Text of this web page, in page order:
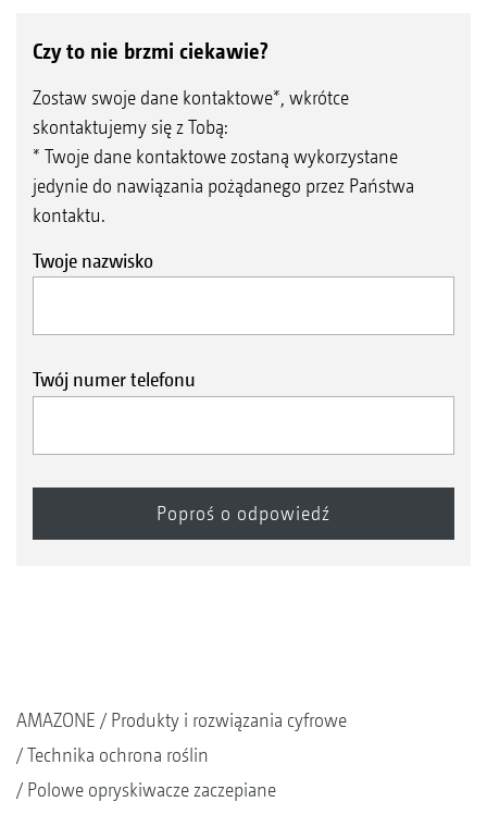
Indywidualne przełączanie rozpylaczy w aplikacji
pasowej umożliwia doskonałe dozowanie środka na
klinach pola i wyjazdach
Widok aplikacji punktowej w AmaTron 4
W pierwszym kroku analizowane jest
punktowa. W zależności od dostawcy, istnieją
różne procedury rejestrowania obszaru w tym
pierwszym kroku, na przykład poprzez przelot
Czy to nie brzmi ciekawie?
Zostaw swoje dane kontaktowe*, wkrótce
skontaktujemy się z Tobą:
* Twoje dane kontaktowe zostaną wykorzystane
jedynie do nawiązania pożądanego przez Państwa
kontaktu.
Twoje nazwisko
Twój numer telefonu
AMAZONE
Produkty i rozwiązania cyfrowe
Technika ochrona roślin
Polowe opryskiwacze zaczepiane